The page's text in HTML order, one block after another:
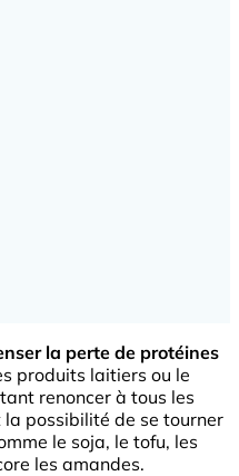
la perte de protéines
produits laitiers ou le
renoncer à tous les
la possibilité de se tourner
le soja, le tofu, les
les amandes.